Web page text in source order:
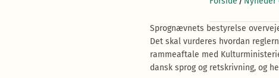
Sprognævnets bestyrelse
Det skal vurderes hvordan
rammeaftale med
dansk sprog og retskrivning, og